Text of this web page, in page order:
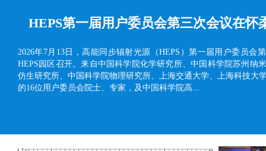
HEPS第一届用户委员会第三次会议在怀
2026年7月13日，高能同步辐射光源（HEPS）第一届用户委员会
HEPS园区召开。来自中国科学院化学研究所、中国科学院苏州纳
仿生研究所、中国科学院物理研究所、上海交通大学、上海科技大
的16位用户委员会院士、专家，及中国科学院高...